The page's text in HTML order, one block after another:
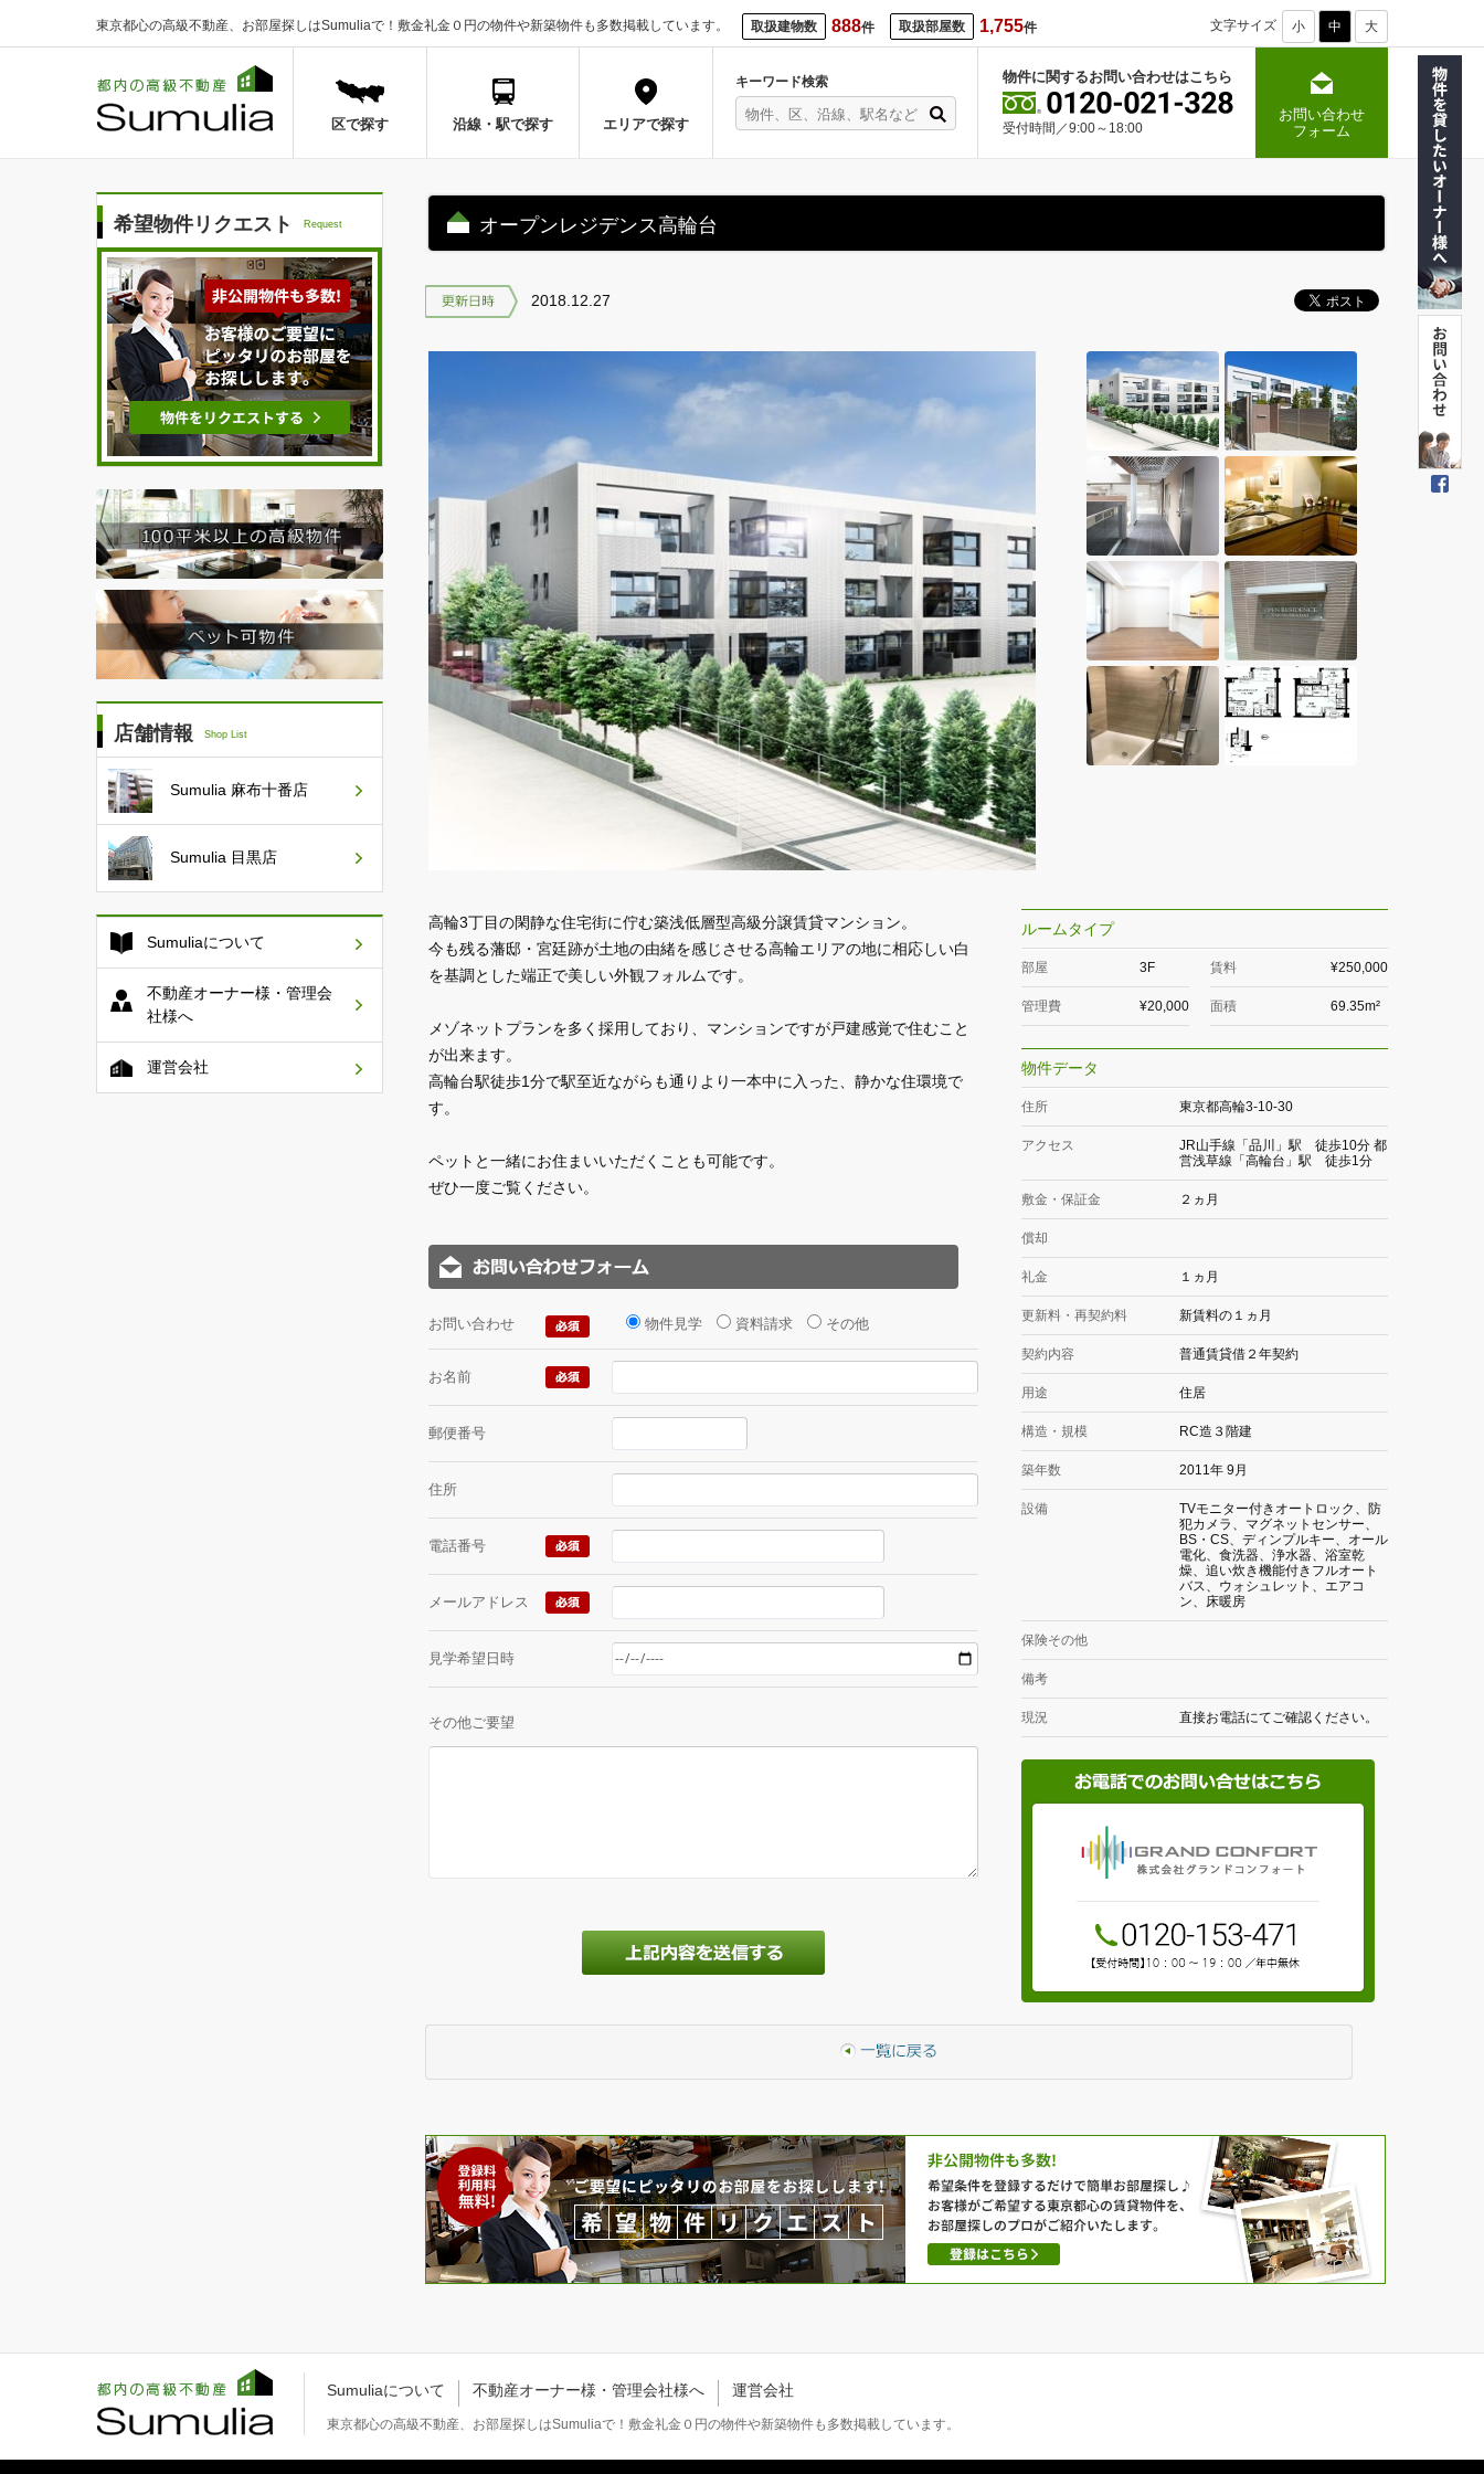
東京都心の高級不動産、お部屋探しはSumuliaで！ 敷金礼金０円の物件や新築物件も多数掲載しています。 取扱建物数 888件 取扱部屋数 1,755件 文字サイズ 小 中 大
区で探す 沿線・駅で探す エリアで探す
キーワード検索 物件に関するお問い合わせはこちら
受付時間／9:00～18:00
お問い合わせ
フォーム
オープンレジデンス高輪台
2018.12.27
高輪3丁目の閑静な住宅街に佇む築浅低層型高級分譲賃貸マンション。
今も残る藩邸・宮廷跡が土地の由緒を感じさせる高輪エリアの地に相応しい白
を基調とした端正で美しい外観フォルムです。
メゾネットプランを多く採用しており、マンションですが戸建感覚で住むこと
が出来ます。
高輪台駅徒歩1分で駅至近ながらも通りより一本中に入った、静かな住環境で
す。
ペットと一緒にお住まいいただくことも可能です。
ぜひ一度ご覧ください。
お問い合わせ 物件見学 資料請求 その他
お名前
郵便番号
住所
電話番号
メールアドレス
見学希望日時
その他ご要望
ルームタイプ
部屋 3F 賃料 ¥250,000
管理費 ¥20,000 面積 69.35m²
物件データ
住所 東京都高輪3-10-30
アクセス
JR山手線「品川」駅 徒歩10分 都
営浅草線「高輪台」駅 徒歩1分
敷金・保証金 ２ヵ月
償却
礼金 １ヵ月
更新料・再契約料 新賃料の１ヵ月
契約内容 普通賃貸借２年契約
用途 住居
構造・規模 RC造３階建
築年数 2011年 9月
設備
TVモニター付きオートロック、防
犯カメラ、マグネットセンサー、
BS・CS、ディンプルキー、オール
電化、食洗器、浄水器、浴室乾
燥、追い炊き機能付きフルオート
バス、ウォシュレット、エアコ
ン、床暖房
保険その他
備考
現況 直接お電話にてご確認ください。
希望物件リクエスト Request
店舗情報 Shop List
Sumulia 麻布十番店
Sumulia 目黒店
Sumuliaについて
不動産オーナー様・管理会
社様へ
運営会社
Sumuliaについて 不動産オーナー様・管理会社様へ 運営会社
東京都心の高級不動産、お部屋探しはSumuliaで！敷金礼金０円の物件や新築物件も多数掲載しています。